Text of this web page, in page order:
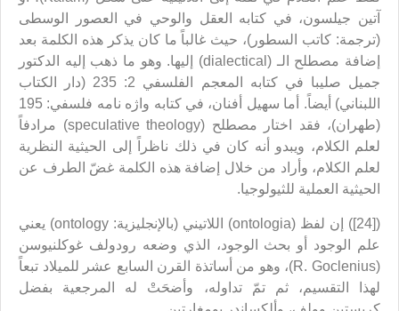
آتين جيلسون، في كتابه العقل والوحي في العصور الوسطى
(ترجمة: كاتب السطور)، حيث غالباً ما كان يذكر هذه الكلمة بعد
إضافة مصطلح الـ (dialectical) إليها. وهو ما ذهب إليه الدكتور
جميل صليبا في كتابه المعجم الفلسفي 2: 235 (دار الكتاب
اللبناني) أيضاً. أما سهيل أفنان، في كتابه واژه نامه فلسفي: 195
(طهران)، فقد اختار مصطلح (speculative theology) مرادفاً
لعلم الكلام، ويبدو أنه كان في ذلك ناظراً إلى الحيثية النظرية
لعلم الكلام، وأراد من خلال إضافة هذه الكلمة غضّ الطرف عن
الحيثية العملية للثيولوجيا.
([24]) إن لفظ (ontologia) اللاتيني (بالإنجليزية: ontology) يعني
علم الوجود أو بحث الوجود، الذي وضعه رودولف غوكلنيوسن
(R. Goclenius)، وهو من أساتذة القرن السابع عشر للميلاد تبعاً
لهذا التقسيم، ثم تمّ تداوله، وأضحَتْ له المرجعية بفضل